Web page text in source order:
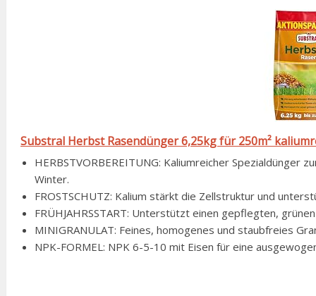
Substral Herbst Rasendünger 6,25kg für 250m²
HERBSTVORBEREITUNG: Kaliumreicher
Winter.
FROSTSCHUTZ: Kalium stärkt die Zellstruktur und
FRÜHJAHRSSTART: Unterstützt einen gepflegten,
MINIGRANULAT: Feines, homogenes und staubfreies
NPK-FORMEL: NPK 6-5-10 mit Eisen für eine